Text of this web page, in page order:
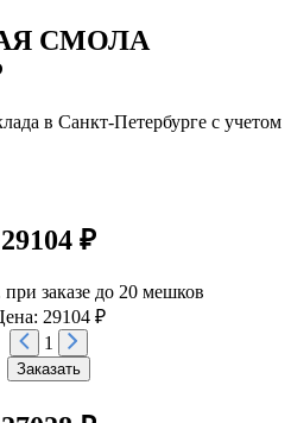
СМОЛА
в Санкт-Петербурге с учетом
29104 ₽
заказе до 20 мешков
29104 ₽
1
Заказать